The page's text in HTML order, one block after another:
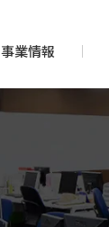
事業情報